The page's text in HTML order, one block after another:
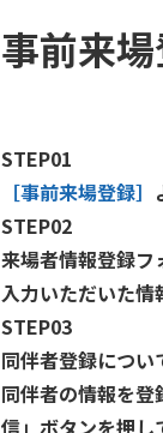
事前来
STEP01
［事前来場登録］
STEP02
来場者情報登録フ
入力いただいた情
STEP03
同伴者登録につい
同伴者の情報を
信」ボタンを押し